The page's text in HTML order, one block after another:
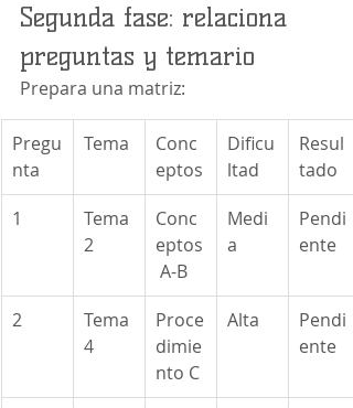
Segunda fase: relaciona
preguntas y temario
Prepara una matriz:
Pregu
nta
Tema
Conc
eptos
Dificu
ltad
Resul
tado
1
Tema
2
Conc
eptos
A-B
Medi
a
Pendi
ente
2
Tema
4
Proce
dimie
nto C
Alta
Pendi
ente